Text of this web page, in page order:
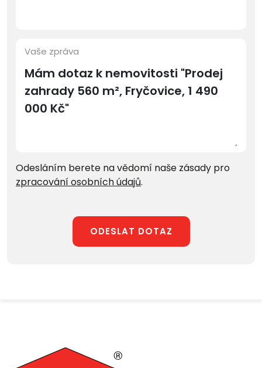
Vaše zpráva
Odesláním berete na vědomí naše zásady pro
zpracování osobních údajů.
ODESLAT DOTAZ